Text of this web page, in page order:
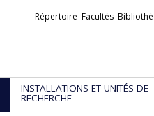
Liens
Répertoire Facultés
INSTALLATIONS ET UNITÉS DE
RECHERCHE